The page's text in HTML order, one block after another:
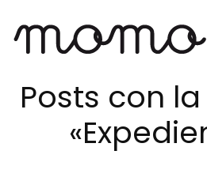
Ir
contenido
principal
Posts con